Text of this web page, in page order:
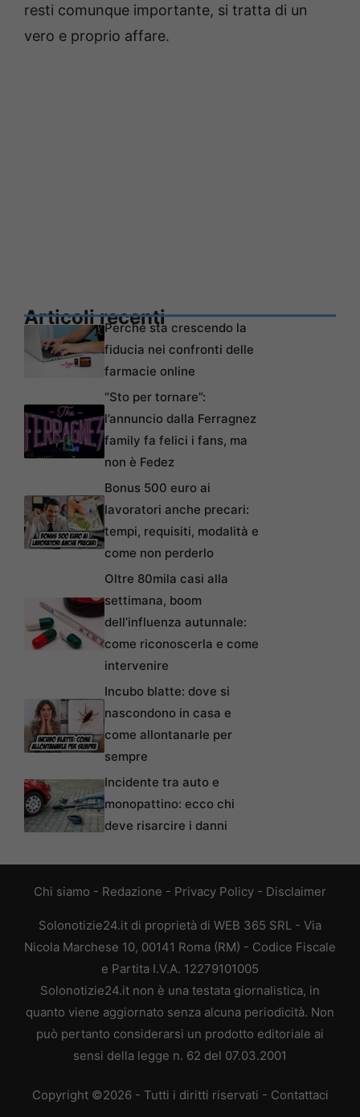
resti comunque importante, si tratta di un
vero e proprio affare.
Articoli recentiPerché sta crescendo la
fiducia nei confronti delle
farmacie online
“Sto per tornare”:
l’annuncio dalla Ferragnez
family fa felici i fans, ma
non è Fedez
Bonus 500 euro ai
lavoratori anche precari:
tempi, requisiti, modalità e
come non perderlo
Oltre 80mila casi alla
settimana, boom
dell’influenza autunnale:
come riconoscerla e come
intervenire
Incubo blatte: dove si
nascondono in casa e
come allontanarle per
sempre
Incidente tra auto e
monopattino: ecco chi
deve risarcire i danni
Chi siamo - Redazione - Privacy Policy - Disclaimer
Solonotizie24.it di proprietà di WEB 365 SRL - Via
Nicola Marchese 10, 00141 Roma (RM) - Codice Fiscale
e Partita I.V.A. 12279101005
Solonotizie24.it non è una testata giornalistica, in
quanto viene aggiornato senza alcuna periodicità. Non
può pertanto considerarsi un prodotto editoriale ai
sensi della legge n. 62 del 07.03.2001
Copyright ©2026 - Tutti i diritti riservati - Contattaci